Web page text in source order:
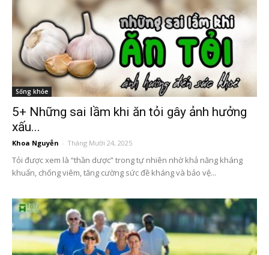
Sống khỏe
5+ Những sai lầm khi ăn tỏi gây ảnh hưởng
xấu...
Khoa Nguyễn - Tháng Mười 24, 2025
Tỏi được xem là “thần dược” trong tự nhiên nhờ khả năng kháng
khuẩn, chống viêm, tăng cường sức đề kháng và bảo vệ...